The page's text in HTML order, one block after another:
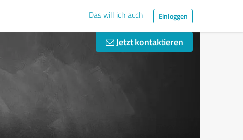
Das will ich auch Einloggen
Jetzt kontaktieren